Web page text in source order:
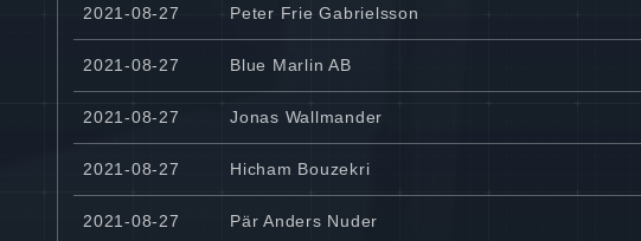
2021-08-27 Peter Frie Gabrielsson
2021-08-27 Blue Marlin AB
2021-08-27 Jonas Wallmander
2021-08-27 Hicham Bouzekri
2021-08-27 Pär Anders Nuder